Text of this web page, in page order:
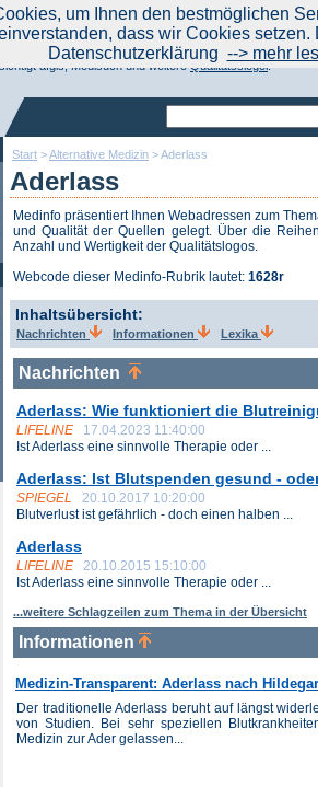
Start >Alternative Medizin >Aderlass
Aderlass
Medinfo präsentiert Ihnen Webadressen zum
und Qualität der Quellen gelegt. Über die
Anzahl und Wertigkeit der Qualitätslogos.
Webcode dieser Medinfo-Rubrik lautet: 1628r
Inhaltsübersicht:
Nachrichten Informationen Lexika
Nachrichten
Aderlass: Wie funktioniert die
LIFELINE
17.04.2023 11:40:00
Ist Aderlass eine sinnvolle Therapie oder ...
Aderlass: Ist Blutspenden gesund -
SPIEGEL
20.10.2017 10:20:00
Blutverlust ist gefährlich - doch einen halben ...
Aderlass
LIFELINE
20.10.2015 15:10:00
Ist Aderlass eine sinnvolle Therapie oder ...
...weitere Schlagzeilen zum Thema in der Übersicht
Informationen
Medizin-Transparent: Aderlass nach
Der traditionelle Aderlass beruht auf längst
von Studien. Bei sehr speziellen
Medizin zur Ader gelassen...
Aktuelle Nachrichten|
Sie noch oder Finden Sie schon?
- Meta-Portal für Gesundheitsthemen
afgis, Medisuch und weitereQualitätssiegel.
um Ihnen den bestmöglichen
dass wir Cookies
Datenschutzerklärung --> mehr